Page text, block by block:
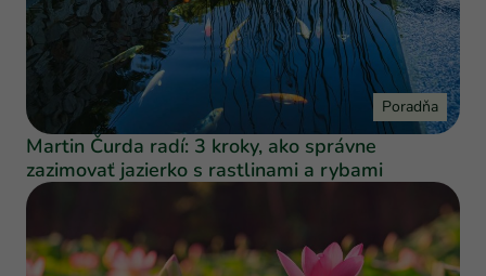
Poradňa
Martin Čurda radí: 3 kroky, ako správne
zazimovať jazierko s rastlinami a rybami